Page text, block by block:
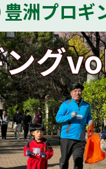
洲プロギ